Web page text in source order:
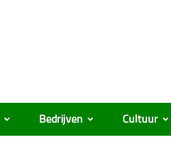
Bedrijven Cultuur